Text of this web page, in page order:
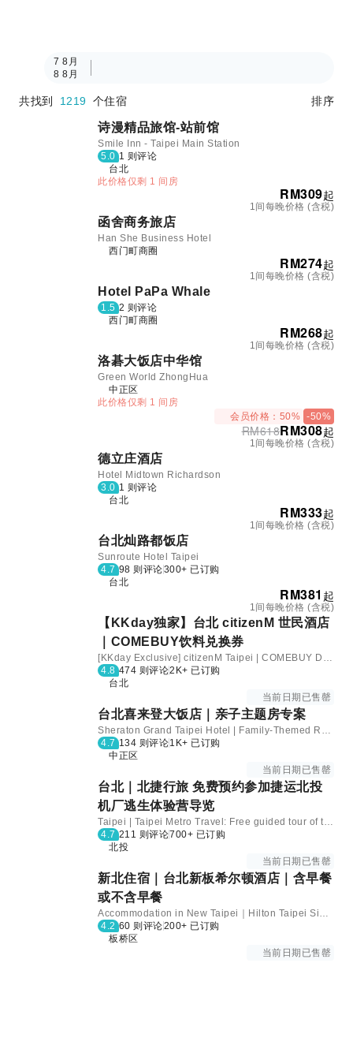
7 8月
8 8月
共找到 1219 个住宿 排序
诗漫精品旅馆-站前馆
Smile Inn - Taipei Main Station
5.0 1 则评论
台北
此价格仅剩 1 间房
RM309起
1间每晚价格 (含税)
函舍商务旅店
Han She Business Hotel
西门町商圈
RM274起
1间每晚价格 (含税)
Hotel PaPa Whale
1.5 2 则评论
西门町商圈
RM268起
1间每晚价格 (含税)
洛碁大饭店中华馆
Green World ZhongHua
中正区
此价格仅剩 1 间房
会员价格：50% -50%
RM308起
RM618
1间每晚价格 (含税)
德立庄酒店
Hotel Midtown Richardson
3.0 1 则评论
台北
RM333起
1间每晚价格 (含税)
台北灿路都饭店
Sunroute Hotel Taipei
4.7 98 则评论300+ 已订购
台北
RM381 起
1间每晚价格 (含税)
【KKday独家】台北 citizenM 世民酒店
｜COMEBUY饮料兑换券
[KKday Exclusive] citizenM Taipei | COMEBUY Drink Voucher
4.8 474 则评论2K+ 已订购
台北
当前日期已售罄
台北喜来登大饭店｜亲子主题房专案
Sheraton Grand Taipei Hotel | Family-Themed Room Package
4.7 134 则评论1K+ 已订购
中正区
当前日期已售罄
台北｜北捷行旅 免费预约参加捷运北投
机厂逃生体验营导览
Taipei | Taipei Metro Travel: Free guided tour of the Taipei Metro Beitou Depot Escape Experience Camp (book in advance)
4.7 211 则评论700+ 已订购
北投
当前日期已售罄
新北住宿｜台北新板希尔顿酒店｜含早餐
或不含早餐
Accommodation in New Taipei｜Hilton Taipei Sinban｜Available with or without breakfast
4.2 60 则评论200+ 已订购
板桥区
当前日期已售罄